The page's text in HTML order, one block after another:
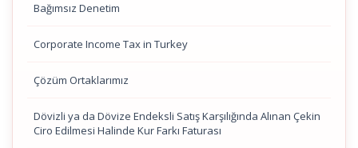
Bağımsız Denetim
Corporate Income Tax in Turkey
Çözüm Ortaklarımız
Dövizli ya da Dövize Endeksli Satış Karşılığında Alınan Çekin
Ciro Edilmesi Halinde Kur Farkı Faturası